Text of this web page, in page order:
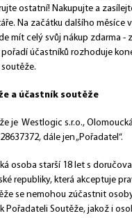
ostatní! Nakupujte a
Na začátku dalšího měsíce
mít celý svůj nákup zdarma -
účastníků rozhoduje
a účastník soutěže
je Westlogic s.r.o.,
dále jen „Pořadatel“.
osoba starší 18 let s
republiky, která akceptuje
se nemohou zúčastnit
Pořadateli Soutěže, jakož i